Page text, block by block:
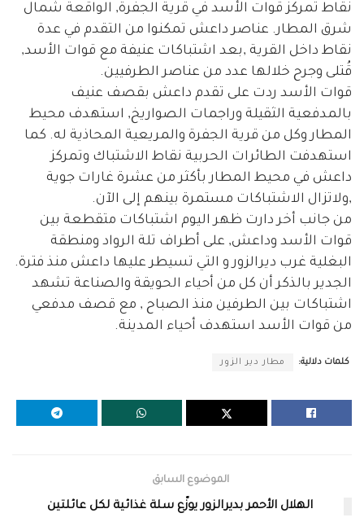
نقاط تمركز قوات الأسد في قرية الجفرة, الواقعة شمال
شرق المطار. عناصر داعش تمكنوا من التقدم في عدة
نقاط داخل القرية ,بعد اشتباكات عنيفة مع قوات الأسد,
قُتلى وجرح خلالها عدد من عناصر الطرفيين.
قوات الأسد ردت على تقدم داعش بقصف عنيف
بالمدفعية الثقيلة وراجمات الصواريخ, استهدف محيط
المطار وكل من قرية الجفرة والمريعية المحاذية له. كما
استهدفت الطائرات الحربية نقاط الاشتباك وتمركز
داعش في محيط المطار بأكثر من عشرة غارات جوية
,ولاتزال الاشتباكات مستمرة بينهم إلى الآن.
من جانب أخر دارت ظهر اليوم اشتباكات متقطعة بين
قوات الأسد وداعش, على أطراف تلة الرواد ومنطقة
البغلية غرب ديرالزور و التي تسيطر عليها داعش منذ فترة.
الجدير بالذكر أن كل من أحياء الحويقة والصناعة تشهد
اشتباكات بين الطرفين منذ الصباح , مع قصف مدفعي
من قوات الأسد استهدف أحياء المدينة.
كلمات دلالية: مطار دير الزور
الموضوع السابق
الهلال الأحمر بديرالزور يوزّع سلة غذائية لكل عائلتين